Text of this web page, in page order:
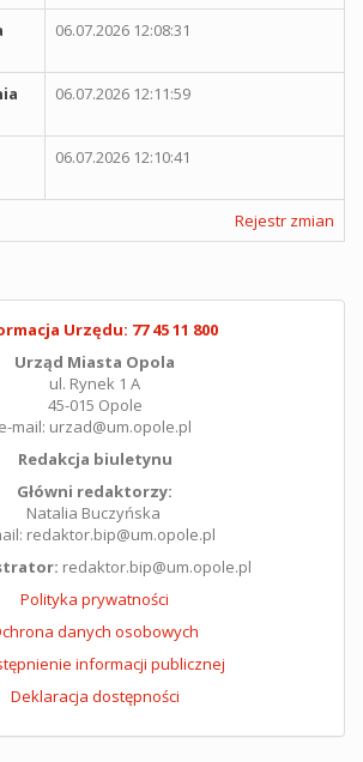
06.07.2026 12:08:31
06.07.2026 12:11:59
06.07.2026 12:10:41
Rejestr zmian
Urzędu: 77 45 11 800
Urząd Miasta Opola
ul. Rynek 1 A
45-015 Opole
e-mail: urzad@um.opole.pl
Redakcja biuletynu
Główni redaktorzy:
Natalia Buczyńska
redaktor.bip@um.opole.pl
redaktor.bip@um.opole.pl
Polityka prywatności
danych osobowych
informacji publicznej
Deklaracja dostępności